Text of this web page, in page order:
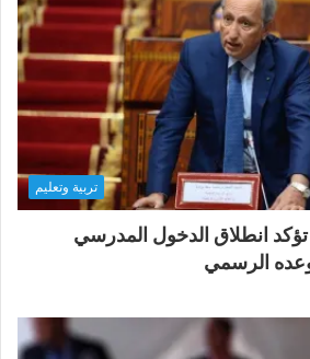
تربية وتعليم
تؤكد انطلاق الدخول المدرسي